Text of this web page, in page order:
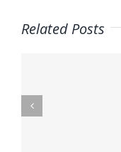
Related Posts